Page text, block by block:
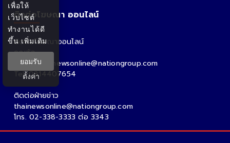
ติดต่อโฆษณา ออนไลน์
ติดต่อโฆษณาออนไลน์
คุณอ้อ
Email : thainewsonline@nationgroup.com
Tel: 0814407654
ติดต่อฝ่ายข่าว
thainewsonline@nationgroup.com
โทร. 02-338-3333 ต่อ 3343
เพื่อให้
เว็บไซต์
ทำงานได้ดี
ขึ้นเพิ่มเติม
ยอมรับ
ตั้งค่า